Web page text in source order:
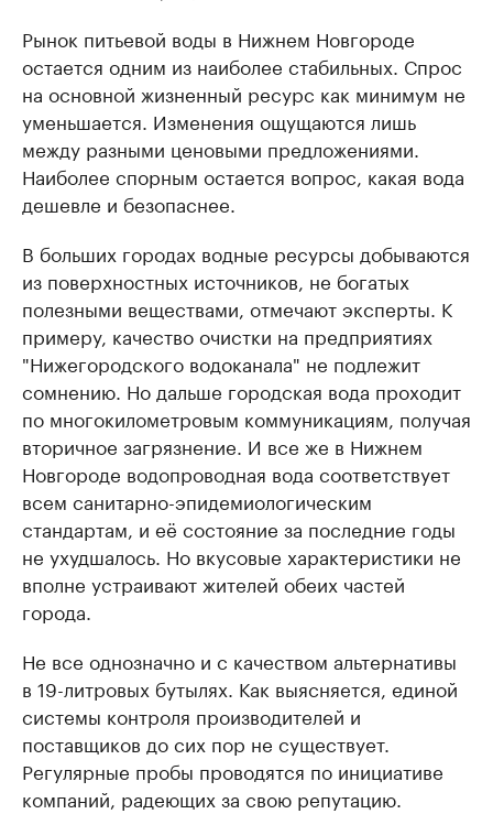
Рынок питьевой воды в Нижнем Новгороде
остается одним из наиболее стабильных. Спрос
на основной жизненный ресурс как минимум не
уменьшается. Изменения ощущаются лишь
между разными ценовыми предложениями.
Наиболее спорным остается вопрос, какая вода
дешевле и безопаснее.
В больших городах водные ресурсы добываются
из поверхностных источников, не богатых
полезными веществами, отмечают эксперты. К
примеру, качество очистки на предприятиях
"Нижегородского водоканала" не подлежит
сомнению. Но дальше городская вода проходит
по многокилометровым коммуникациям, получая
вторичное загрязнение. И все же в Нижнем
Новгороде водопроводная вода соответствует
всем санитарно-эпидемиологическим
стандартам, и её состояние за последние годы
не ухудшалось. Но вкусовые характеристики не
вполне устраивают жителей обеих частей
города.
Не все однозначно и с качеством альтернативы
в 19-литровых бутылях. Как выясняется, единой
системы контроля производителей и
поставщиков до сих пор не существует.
Регулярные пробы проводятся по инициативе
компаний, радеющих за свою репутацию.